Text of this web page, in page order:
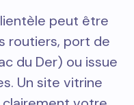
peut être
routiers, port de
du Der) ou issue
Un site vitrine